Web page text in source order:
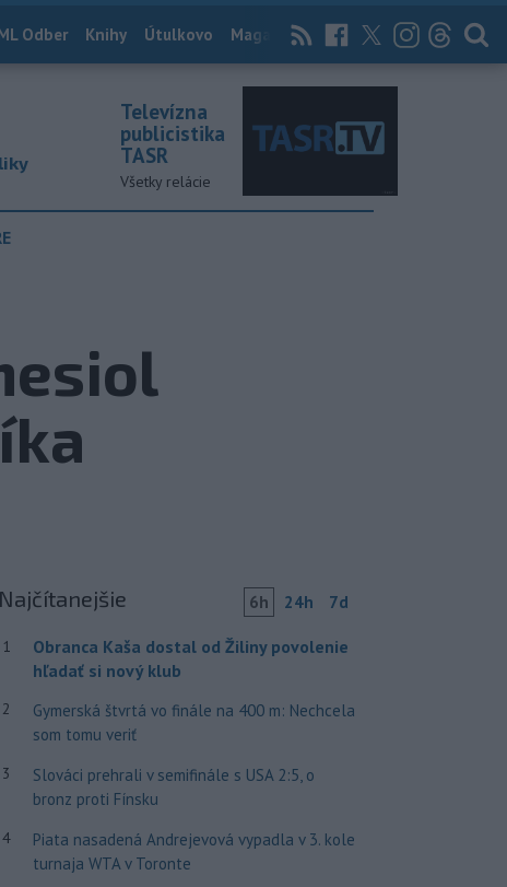
Odber Knihy Útulkovo Magazín News Now Archív
Televízna
publicistika
TASR
Všetky relácie
Najčítanejšie 6h 24h 7d
1
Obranca Kaša dostal od Žiliny povolenie
hľadať si nový klub
2
Gymerská štvrtá vo finále na 400 m: Nechcela
som tomu veriť
3
Slováci prehrali v semifinále s USA 2:5, o
bronz proti Fínsku
4
Piata nasadená Andrejevová vypadla v 3. kole
turnaja WTA v Toronte